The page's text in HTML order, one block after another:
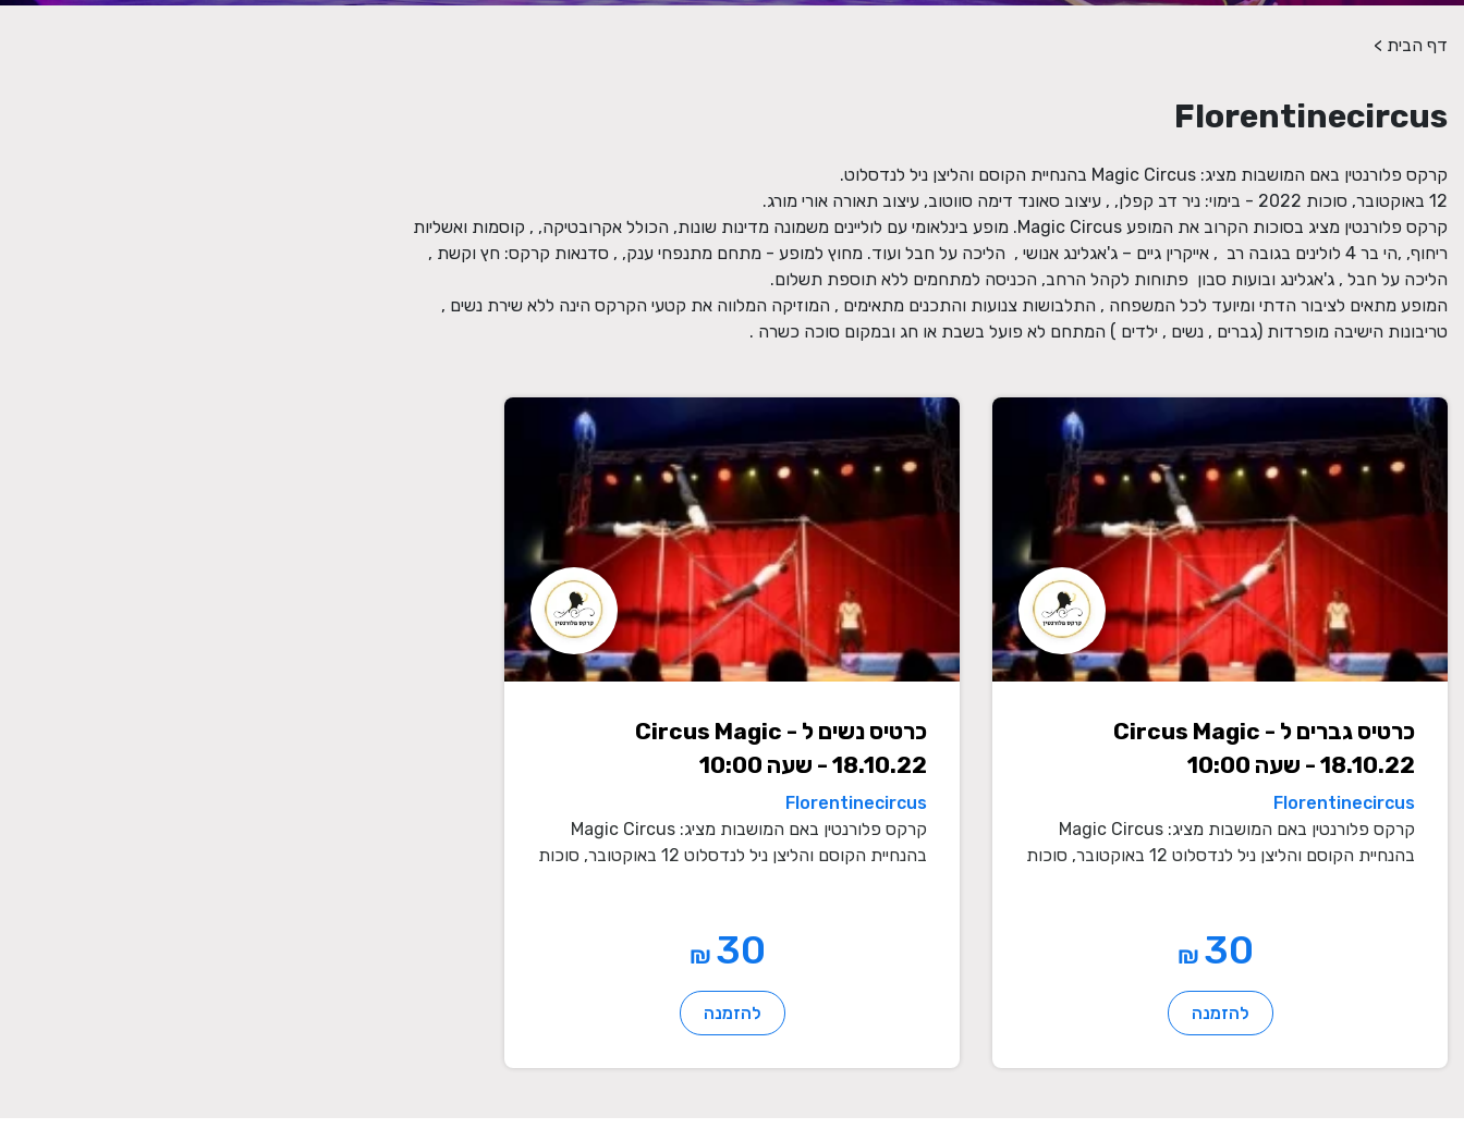
דף הבית >
Florentinecircus
טריבונות הישיבה מופרדות (גברים , נשים , ילדים ) המתחם לא פועל בשבת או חג ובמקום סוכה כשרה .
כרטיס גברים ל Circus Magic -
18.10.22 - שעה 10:00
Florentinecircus
קרקס פלורנטין באם המושבות מציג: Magic Circus
בהנחיית הקוסם והליצן ניל לנדסלוט 12 באוקטובר, סוכות
₪
להזמנה
כרטיס נשים ל Circus Magic -
18.10.22 - שעה 10:00
Florentinecircus
קרקס פלורנטין באם המושבות מציג: Magic Circus
בהנחיית הקוסם והליצן ניל לנדסלוט 12 באוקטובר, סוכות
₪
להזמנה